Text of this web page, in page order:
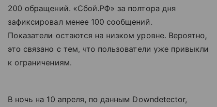
200 обращений. «Сбой.РФ» за полтора дня
зафиксировал менее 100 сообщений.
Показатели остаются на низком уровне. Вероятно,
это связано с тем, что пользователи уже привыкли
к ограничениям.
В ночь на 10 апреля, по данным Downdetector,